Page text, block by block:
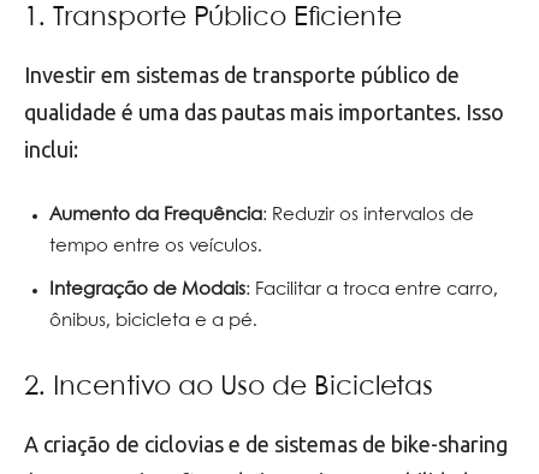
1. Transporte Público Eficiente
Investir em sistemas de transporte público de
qualidade é uma das pautas mais importantes. Isso
inclui:
Aumento da Frequência: Reduzir os intervalos de
tempo entre os veículos.
Integração de Modais: Facilitar a troca entre carro,
ônibus, bicicleta e a pé.
2. Incentivo ao Uso de Bicicletas
A criação de ciclovias e de sistemas de bike-sharing